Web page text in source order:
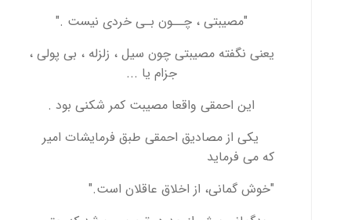
"مصيبتى ، چــون بـی خردى نيست ."
یعنی نگفته مصیبتی چون سیل ، زلزله ، بی پولی ،
جزام یا ...
این احمقی واقعا مصیبت کمر شکنی بود .
یکی از مصادیق احمقی طبق فرمایشات امیر
که می فرماید
"خوش گمانى، از اخلاق عاقلان است."